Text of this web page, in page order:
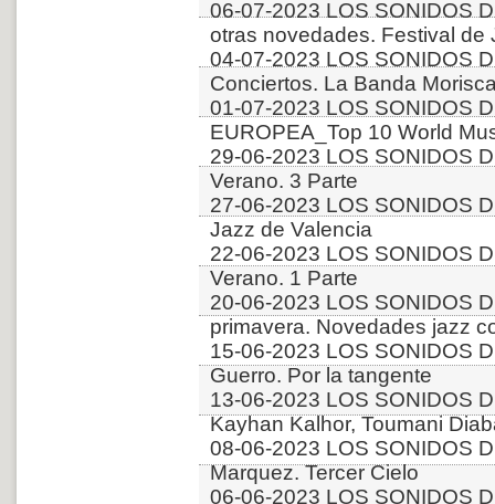
06-07-2023 LOS SONIDOS
otras novedades. Festival de
04-07-2023 LOS SONIDOS
Conciertos. La Banda
01-07-2023 LOS SONIDOS
EUROPEA_Top 10 World
29-06-2023 LOS SONIDOS
Verano. 3 Parte
27-06-2023 LOS SONIDOS
Jazz de Valencia
22-06-2023 LOS SONIDOS
Verano. 1 Parte
20-06-2023 LOS SONIDOS
primavera. Novedades jazz
15-06-2023 LOS SONIDOS
Guerro. Por la tangente
13-06-2023 LOS SONIDOS
Kayhan Kalhor, Toumani
08-06-2023 LOS SONIDOS
Marquez. Tercer Cielo
06-06-2023 LOS SONIDOS